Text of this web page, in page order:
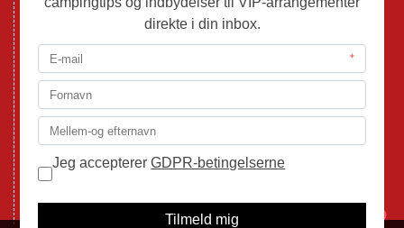
Adria
Adria Autocampere
Eriba
Fendt
Hobby
Randger Van